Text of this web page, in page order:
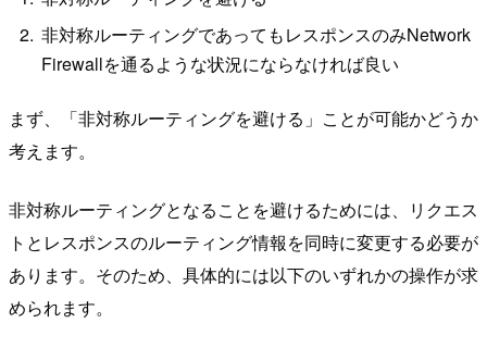
非対称ルーティングであってもレスポンスのみNetwork
Firewallを通るような状況にならなければ良い
まず、「非対称ルーティングを避ける」ことが可能かどうか
考えます。
非対称ルーティングとなることを避けるためには、リクエス
トとレスポンスのルーティング情報を同時に変更する必要が
あります。そのため、具体的には以下のいずれかの操作が求
められます。